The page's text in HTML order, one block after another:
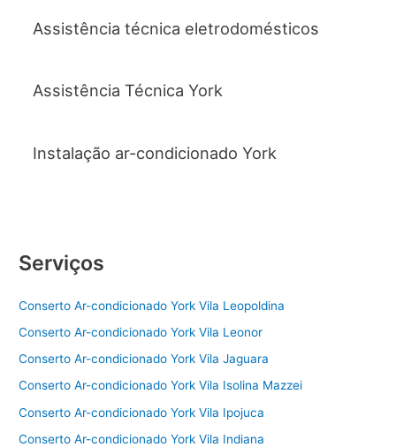
Assistência técnica eletrodomésticos
Assistência Técnica York
Instalação ar-condicionado York
Serviços
Conserto Ar-condicionado York Vila Leopoldina
Conserto Ar-condicionado York Vila Leonor
Conserto Ar-condicionado York Vila Jaguara
Conserto Ar-condicionado York Vila Isolina Mazzei
Conserto Ar-condicionado York Vila Ipojuca
Conserto Ar-condicionado York Vila Indiana